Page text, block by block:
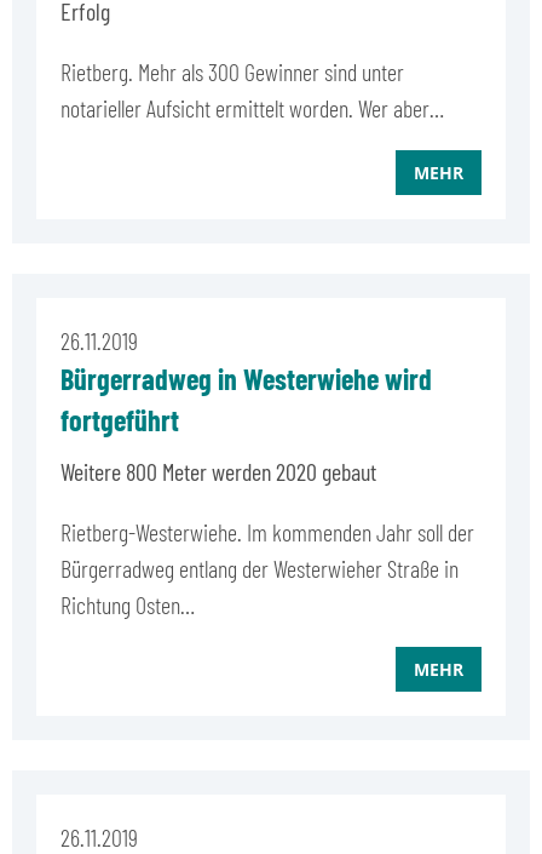
Erfolg
Rietberg. Mehr als 300 Gewinner sind unter
notarieller Aufsicht ermittelt worden. Wer aber…
MEHR
26.11.2019
Bürgerradweg in Westerwiehe wird
fortgeführt
Weitere 800 Meter werden 2020 gebaut
Rietberg-Westerwiehe. Im kommenden Jahr soll der
Bürgerradweg entlang der Westerwieher Straße in
Richtung Osten…
MEHR
26.11.2019